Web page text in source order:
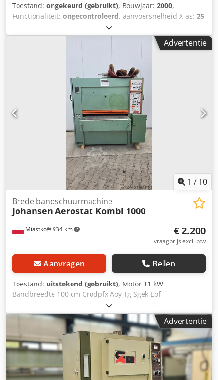
Toestand: ongekeurd (gebruikt), Bouwjaar: 2000,
Functionaliteit: ongecontroleerd, aanvoersnelheid X-as: 25
, werkstukhoogte (max.):
(max.):1.000 mm, Geen minimumprijs – gegarandeerde
verkoop aan het hoogste bod! TECHNISCHE DETAILS Max.
werkstukbreedte: 1.000 mm Min. werkstukdikte: 3 mm
Max. werkstukdikte: 180 mm Max. invoersnelheid: 25
m/min Cjdpfx Aksyttyvj Ejrf Eenheid 1 Type: Rol/pad
gecombineerd Materiaal: Rubber Eenheid 2 Type: Verticaal
pad MACHINEGEGEVENS Motormacht: 1,2 kW UITRUSTING
Werktafel met vaste hoogte Werkvlak Doorvoertapijt De
machine wordt verkocht en geleverd in de feitelijke en
juridische staat (“zoals gezien en bevonden”) op basis van
fotodocumentatie en technische/commerciële documenten
met beschrijvend karakter. De koper heeft het recht de
goederen vóór afhaling te inspecteren en is
verantwoordelijk voor installatie, beveiliging en gebruik
van de machine op de plaats van bestemming. Externe
Advertentie
1 / 10
Miastko 934 km
Brede bandschuurmachine
Johansen Aerostat Kombi 1000
€ 2.200
vraagprijs excl. btw
Aanvragen Bellen
Toestand: uitstekend (gebruikt), Motor 11 kW
Bandbreedte 100 cm Crodpfx Aoy Tg Sgek Eof
Advertentie